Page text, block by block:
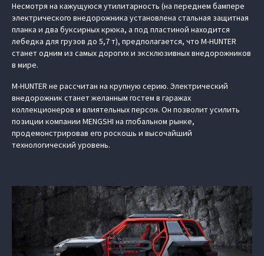
Несмотря на кажущуюся утилитарность (на переднем бампере
электрического внедорожника установлена стальная защитная
планка и два буксирных крюка, а под пластиной находится
лебедка для грузов до 5,7 т), предполагается, что M-HUNTER
станет одним из самых дорогих и эксклюзивных внедорожников
в мире.
M-HUNTER не рассчитан на крупную серию. Электрический
внедорожник станет желанным гостем в гаражах
коллекционеров и влиятельных персон. Он позволит усилить
позиции компании MENGSHI на глобальном рынке,
продемонстрировав его роскошь и высочайший
технологический уровень.